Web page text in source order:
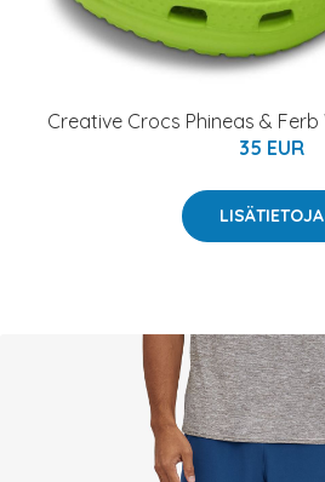
Creative Crocs Phineas &
35 EUR
LISÄTIETOJA